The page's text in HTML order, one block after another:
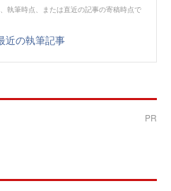
執筆時点、または直近の記事の寄稿時点で
近の執筆記事
PR